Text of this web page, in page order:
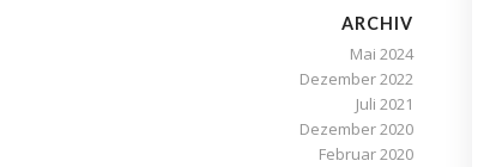
ARCHIV
Mai 2024
Dezember 2022
Juli 2021
Dezember 2020
Februar 2020